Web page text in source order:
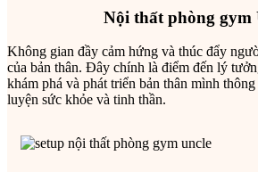
Nội thất phòng gym
Không gian đầy cảm hứng và thúc đẩy
của bản thân. Đây chính là điểm đến lý
khám phá và phát triển bản thân mình
luyện sức khỏe và tinh thần.